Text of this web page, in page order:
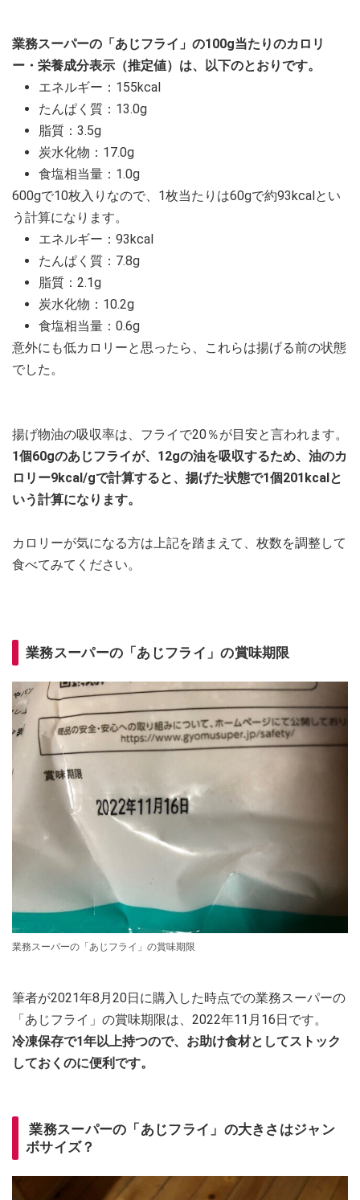
業務スーパーの「あじフライ」の100g当たりのカロリ
ー・栄養成分表示（推定値）は、以下のとおりです。
エネルギー：155kcal
たんぱく質：13.0g
脂質：3.5g
炭水化物：17.0g
食塩相当量：1.0g
600gで10枚入りなので、1枚当たりは60gで約93kcalとい
う計算になります。
エネルギー：93kcal
たんぱく質：7.8g
脂質：2.1g
炭水化物：10.2g
食塩相当量：0.6g
意外にも低カロリーと思ったら、これらは揚げる前の状態
でした。
揚げ物油の吸収率は、フライで20％が目安と言われます。
1個60gのあじフライが、12gの油を吸収するため、油のカ
ロリー9kcal/gで計算すると、揚げた状態で1個201kcalと
いう計算になります。
カロリーが気になる方は上記を踏まえて、枚数を調整して
食べてみてください。
業務スーパーの「あじフライ」の賞味期限
業務スーパーの「あじフライ」の賞味期限
筆者が2021年8月20日に購入した時点での業務スーパーの
「あじフライ」の賞味期限は、2022年11月16日です。
冷凍保存で1年以上持つので、お助け食材としてストック
しておくのに便利です。
業務スーパーの「あじフライ」の大きさはジャン
ボサイズ？